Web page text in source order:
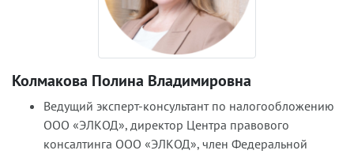
Колмакова Полина Владимировна
Ведущий эксперт-консультант по налогообложению
ООО «ЭЛКОД», директор Центра правового
консалтинга ООО «ЭЛКОД», член Федеральной